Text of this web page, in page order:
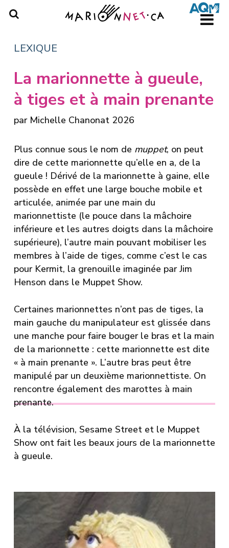
Skip
content
LEXIQUE
La marionnette à gueule,
à tiges et à main prenante
par Michelle Chanonat 2026
Plus connue sous le nom de muppet, on peut
dire de cette marionnette qu’elle en a, de la
gueule ! Dérivé de la marionnette à gaine, elle
possède en effet une large bouche mobile et
articulée, animée par une main du
marionnettiste (le pouce dans la mâchoire
inférieure et les autres doigts dans la mâchoire
supérieure), l’autre main pouvant mobiliser les
membres à l’aide de tiges, comme c’est le cas
pour Kermit, la grenouille imaginée parJim
Henson dans le Muppet Show.
Certaines marionnettes n’ont pas de tiges, la
main gauche du manipulateur est glissée dans
une manche pour faire bouger le bras et la main
de la marionnette : cette marionnette est dite
« à main prenante ». L’autre bras peut être
manipulé par un deuxième marionnettiste. On
rencontre également des marottes à main
prenante.
À la télévision, Sesame Streetet le Muppet
Show ont fait les beaux jours de la marionnette
à gueule.